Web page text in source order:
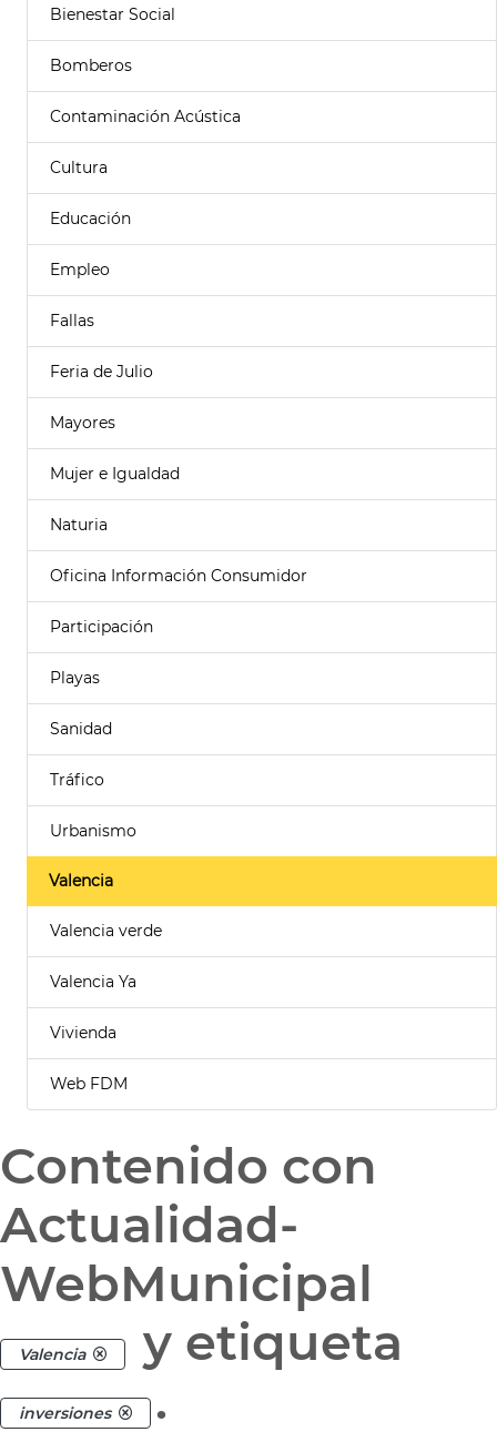
Bienestar Social
Bomberos
Contaminación Acústica
Cultura
Educación
Empleo
Fallas
Feria de Julio
Mayores
Mujer e Igualdad
Naturia
Oficina Información Consumidor
Participación
Playas
Sanidad
Tráfico
Urbanismo
Valencia
Valencia verde
Valencia Ya
Vivienda
Web FDM
Contenido con
Actualidad-
WebMunicipal
Valencia y etiqueta
inversiones .